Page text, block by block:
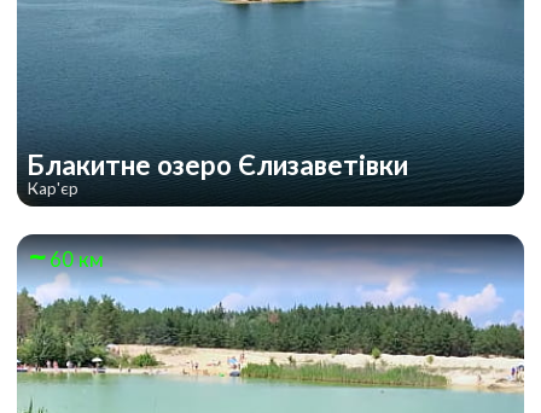
Блакитне озеро Єлизаветівки
Кар'єр
60 км